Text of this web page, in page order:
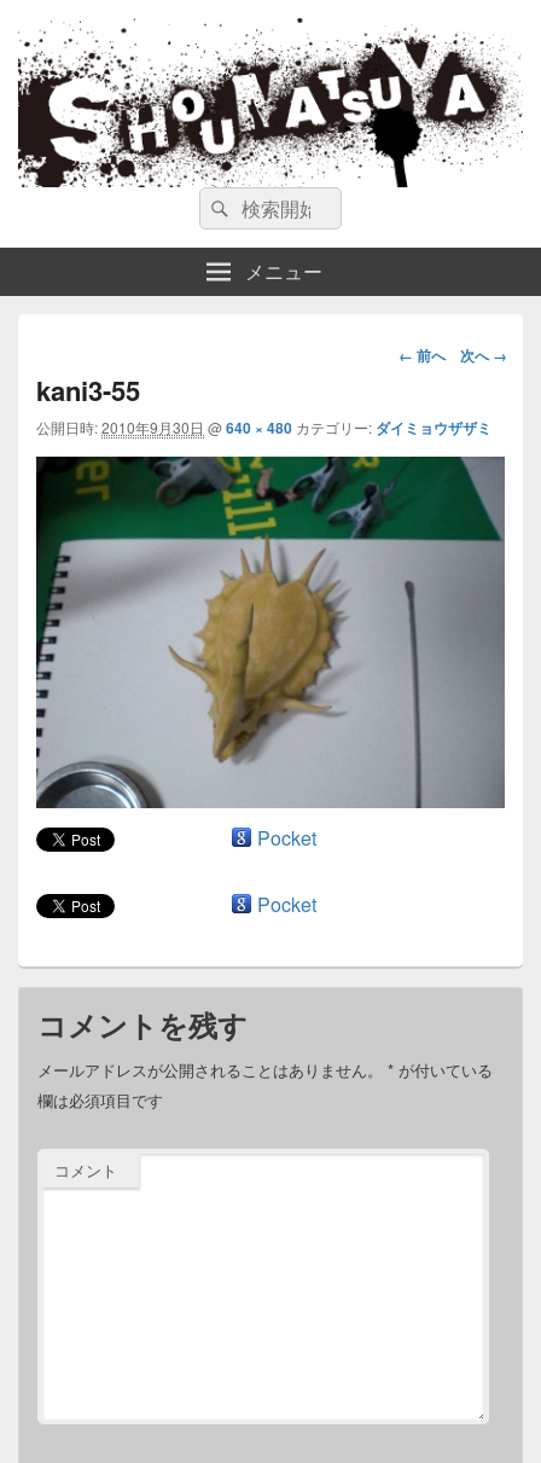
ガンスミス 庄松屋
庄松屋は様々なガンスミスを 製作途中や動画を交えて公開しています。
検
索
対
象:
検
索
メニュー
画
ビ
ゲ
ョ
← 前へ 次へ →
kani3-55
公開日時:2010年9月30日 @640 × 480 カテゴリー: ダイミョウザザミ
Pocket
Pocket
コメントを残す
メールアドレスが公開されることはありません。 * が付いている
欄は必須項目です
コメント